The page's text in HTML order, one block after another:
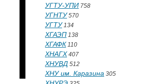
УГТУ-УПИ 758
УГНТУ570
УГТУ134
ХГАЭП 138
ХГАФК 110
ХНАГХ 407
ХНУВД 512
ХНУ им. Каразина 305